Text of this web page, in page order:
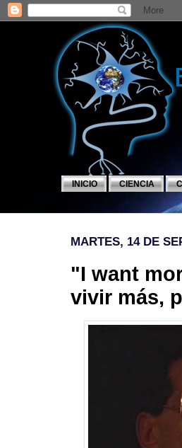
INICIO CIENCIA
MARTES, 14 DE
"I want
vivir más,